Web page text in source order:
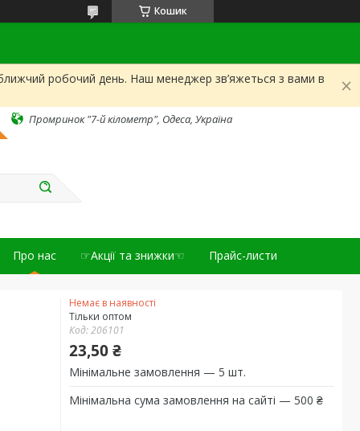
Кошик
робочий день. Наш менеджер зв’яжеться з вами в
Промринок "7-й кілометр", Одеса, Україна
Про нас ☞Акції та знижки☜ Прайс-листи
Немає в наявності
Тільки оптом
Код:206101
23,50 ₴
Мінімальне замовлення — 5 шт.
Мінімальна сума замовлення на сайті — 500 ₴